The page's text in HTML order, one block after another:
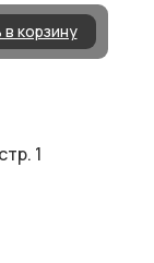
корзину
1